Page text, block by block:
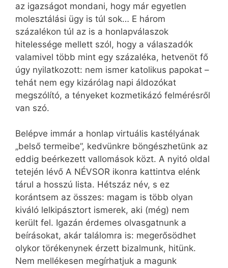
az igazságot mondani, hogy már egyetlen
molesztálási ügy is túl sok… E három
százalékon túl az is a honlapválaszok
hitelessége mellett szól, hogy a válaszadók
valamivel több mint egy százaléka, hetvenöt fő
úgy nyilatkozott: nem ismer katolikus papokat –
tehát nem egy kizárólag napi áldozókat
megszólító, a tényeket kozmetikázó felmérésről
van szó.
Belépve immár a honlap virtuális kastélyának
„belső termeibe”, kedvünkre böngészhetünk az
eddig beérkezett vallomások közt. A nyitó oldal
tetején lévő A NÉVSOR ikonra kattintva elénk
tárul a hosszú lista. Hétszáz név, s ez
korántsem az összes: magam is több olyan
kiváló lelkipásztort ismerek, aki (még) nem
került fel. Igazán érdemes olvasgatnunk a
beírásokat, akár találomra is: megerősödhet
olykor törékenynek érzett bizalmunk, hitünk.
Nem mellékesen megírhatjuk a magunk